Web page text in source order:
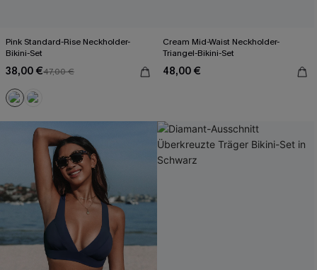
Pink Standard-Rise Neckholder-
Bikini-Set
38,00 €47,00 €
Cream Mid-Waist Neckholder-
Triangel-Bikini-Set
48,00 €